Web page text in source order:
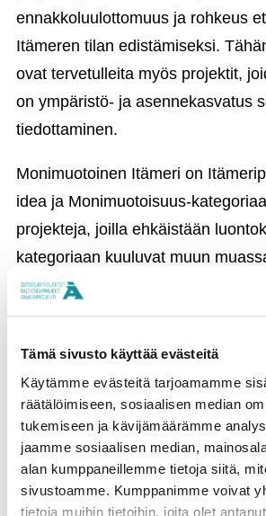
Tämä sivusto käyttää evästeitä
Käytämme evästeitä tarjoamamme
räätälöimiseen, sosiaalisen median
tukemiseen ja kävijämäärämme
jaamme sosiaalisen median,
alan kumppaneillemme tietoja siitä,
sivustoamme. Kumppanimme voivat
tietoja muihin tietoihin, joita olet
ennakkoluulottomuus ja rohkeus
Itämeren tilan edistämiseksi.
ovat tervetulleita myös projektit,
on ympäristö- ja asennekasvatus
tiedottaminen.
Monimuotoinen Itämeri on
idea ja Monimuotoisuus-
projekteja, joilla ehkäistään
kategoriaan kuuluvat muun
ja suojeluprojektit sekä
maatalouteen tähtäävät projektit.
Yhdessä voimme aikaansaada
Vain yhdessä toimimalla saamme
vaikuttavuutta. Tämän vuoksi
yhteistyössä muun muassa John